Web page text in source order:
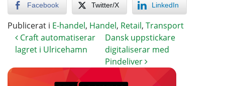
Facebook Twitter/X LinkedIn
Publicerat i E-handel, Handel, Retail, Transport
Craft automatiserar
lagret i Ulricehamn
Dansk uppstickare
digitaliserar med
Pindeliver